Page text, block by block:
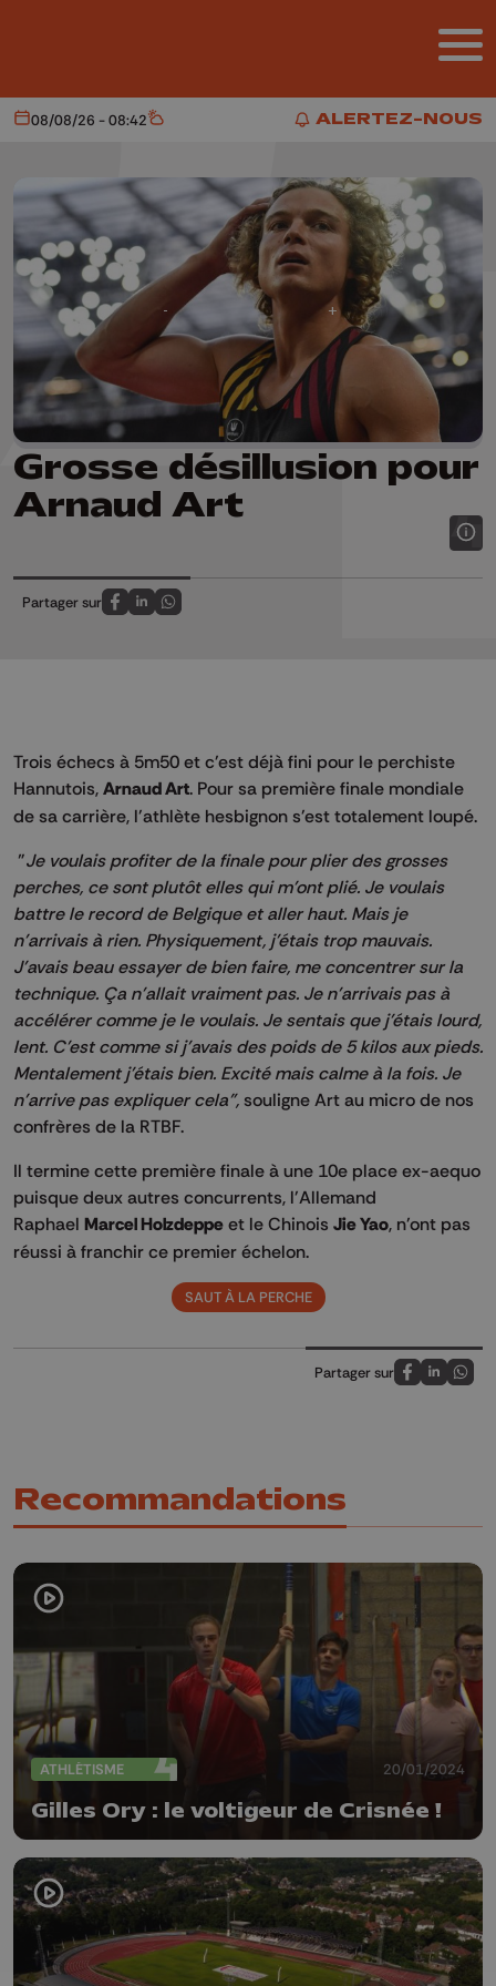
ALERTEZ-NOUS
ALERTEZ-NOUS
Aujourd'hui
08/08/26 - 08:42 Météo
Grosse désillusion pour
Arnaud Art
Partager sur
Partagez sur FaceBook
Partagez sur LinkedIn
Partagez sur Whatsapp
Trois échecs à 5m50 et c'est déjà fini pour le perchiste
Hannutois, Arnaud Art. Pour sa première finale mondiale
de sa carrière, l'athlète hesbignon s'est totalement loupé.
"Je voulais profiter de la finale pour plier des grosses
perches, ce sont plutôt elles qui m'ont plié. Je voulais
battre le record de Belgique et aller haut. Mais je
n'arrivais à rien. Physiquement, j'étais trop mauvais.
J'avais beau essayer de bien faire, me concentrer sur la
technique. Ça n'allait vraiment pas. Je n'arrivais pas à
accélérer comme je le voulais. Je sentais que j'étais lourd,
lent. C'est comme si j'avais des poids de 5 kilos aux pieds.
Mentalement j'étais bien. Excité mais calme à la fois. Je
n'arrive pas expliquer cela", souligne Art au micro de nos
confrères de la RTBF.
Il termine cette première finale à une 10e place ex-aequo
puisque deux autres concurrents, l'Allemand
Raphael Marcel Holzdeppe et le Chinois Jie Yao, n'ont pas
réussi à franchir ce premier échelon.
SAUT À LA PERCHE
Partager sur
Partagez sur
Partagez
Recommandations
ATHLÉTISME 20/01/2024
Gilles Ory : le voltigeur de Crisnée !